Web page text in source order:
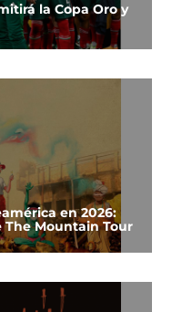
la Copa Oro y
en 2026:
The Mountain Tour